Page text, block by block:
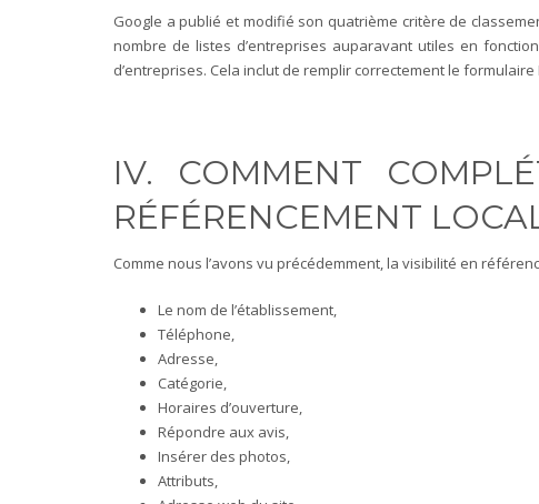
Google a publié et modifié son quatrième critère de
nombre de listes d’entreprises auparavant utiles en
d’entreprises. Cela inclut de remplir correctement le
IV. COMMENT
RÉFÉRENCEMENT
Comme nous l’avons vu précédemment, la visibilité en
Le nom de l’établissement,
Téléphone,
Adresse,
Catégorie,
Horaires d’ouverture,
Répondre aux avis,
Insérer des photos,
Attributs,